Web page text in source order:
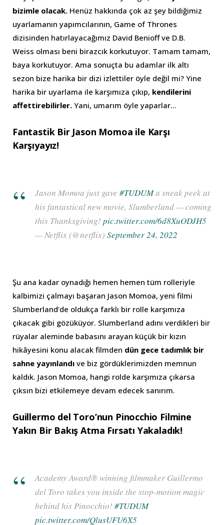
bizimle olacak. Henüz hakkında çok az şey bildiğimiz
uyarlamanın yapımcılarının, Game of Thrones
dizisinden hatırlayacağımız David Benioff ve D.B.
Weiss olması beni birazcık korkutuyor. Tamam tamam,
baya korkutuyor. Ama sonuçta bu adamlar ilk altı
sezon bize harika bir dizi izlettiler öyle değil mi? Yine
harika bir uyarlama ile karşımıza çıkıp, kendilerini
affettirebilirler. Yani, umarım öyle yaparlar…
Fantastik Bir Jason Momoa ile Karşı
Karşıyayız!
Jason Momoa just gave #TUDUMa sneak peek at
his fantastical new movie, Slumberland — coming
this Thanksgiving! pic.twitter.com/6d8XuODJH5
— Netflix (@netflix) September 24, 2022
Şu ana kadar oynadığı hemen hemen tüm rolleriyle
kalbimizi çalmayı başaran Jason Momoa, yeni filmi
Slumberland’de oldukça farklı bir rolle karşımıza
çıkacak gibi gözüküyor. Slumberland adını verdikleri bir
rüyalar aleminde babasını arayan küçük bir kızın
hikâyesini konu alacak filmden dün gece tadımlık bir
sahne yayınlandı ve biz gördüklerimizden memnun
kaldık. Jason Momoa, hangi rolde karşımıza çıkarsa
çıksın bizi etkilemeye devam edecek sanırım.
Guillermo del Toro’nun Pinocchio Filmine
Yakın Bir Bakış Atma Fırsatı Yakaladık!
Academy Award® winning filmmaker Guillermo
del Toro takes you inside the stop-motion magic
behind his Pinocchio! #TUDUM
pic.twitter.com/QlusUFU6X5